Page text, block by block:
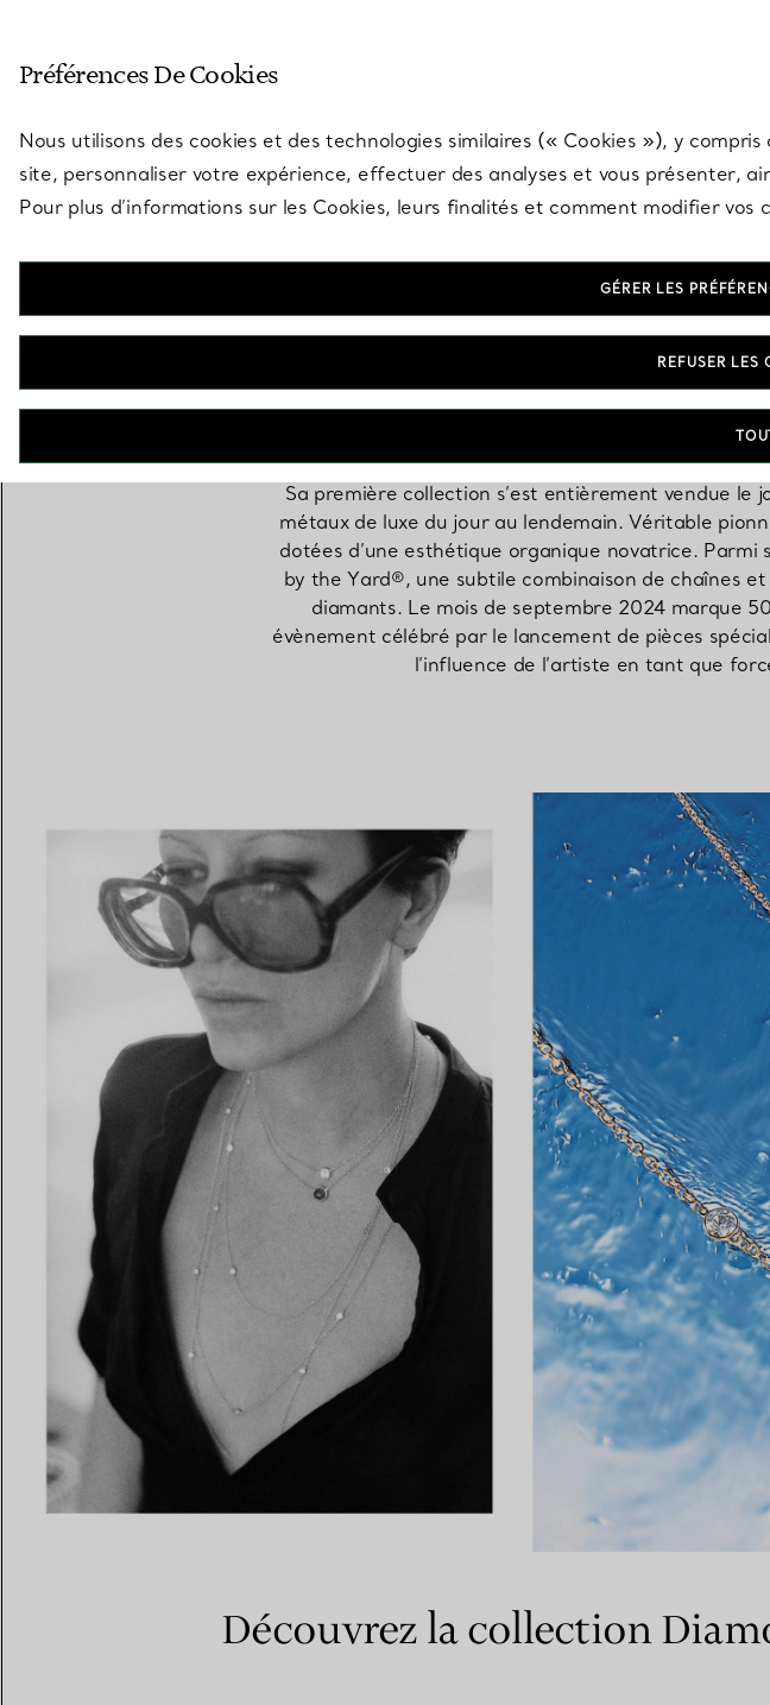
Alliances pour hommes Bagues pour couples
L’arrivée d’Elsa Peretti chez Tiffany & Co. en 1974
Sa première collection s’est entièrement vendue le
métaux de luxe du jour au lendemain. Véritable
dotées d’une esthétique organique novatrice.
by the Yard®, une subtile combinaison de chaînes
diamants. Le mois de septembre 2024 marque
évènement célébré par le lancement de pièces
l’influence de l’artiste en tant que
Découvrez la collection
Préférences De Cookies
Nous utilisons des cookies et des technologies similaires (« Cookies »), y
site, personnaliser votre expérience, effectuer des analyses et vous présenter,
Pour plus d’informations sur les Cookies, leurs finalités et comment modifier
GÉRER LES
REFUSER LES